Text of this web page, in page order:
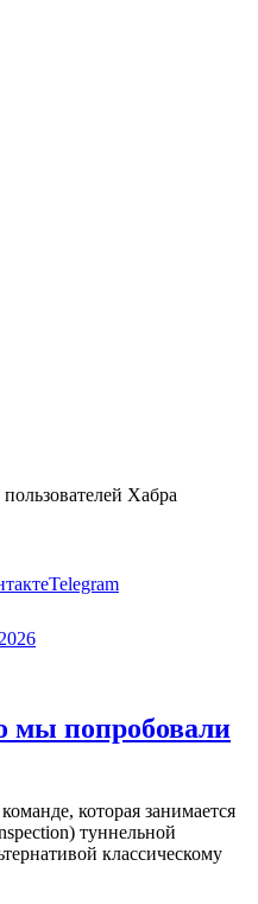
Хабра
Telegram
мы попробовали
которая занимается
туннельной
классическому